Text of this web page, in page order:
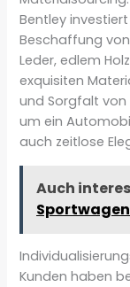
Bentley
Beschaffung
Leder, edlem
exquisiten
und Sorgfalt
um ein
auch zeitlose
Auch
Kunden haben